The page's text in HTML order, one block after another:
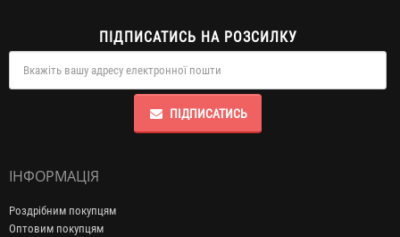
ПІДПИСАТИСЬ НА РОЗСИЛКУ
ПІДПИСАТИСЬ
ІНФОРМАЦІЯ
Роздрібним покупцям
Оптовим покупцям